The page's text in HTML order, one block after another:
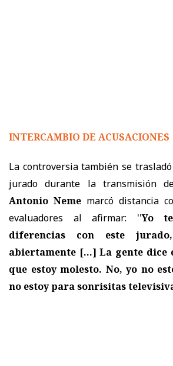
INTERCAMBIO DE ACUSACIONES
La controversia también se
jurado durante la transmisión
Antonio Nememarcó distancia
evaluadores al afirmar: ''Yo
diferencias con este
abiertamente [...] La gente dice
que estoy molesto. No, yo no
no estoy para sonrisitas